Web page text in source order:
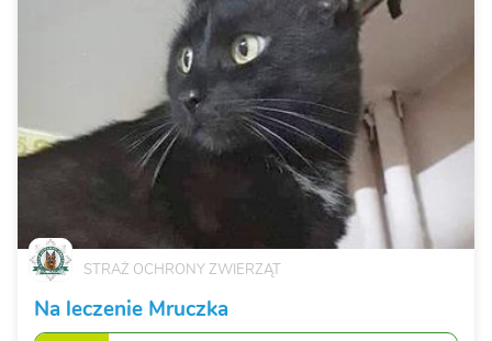
STRAŻ OCHRONY ZWIERZĄT
Na leczenie Mruczka